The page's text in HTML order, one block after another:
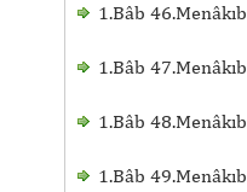
1.Bâb 46.Menâkıb
1.Bâb 47.Menâkıb
1.Bâb 48.Menâkıb
1.Bâb 49.Menâkıb